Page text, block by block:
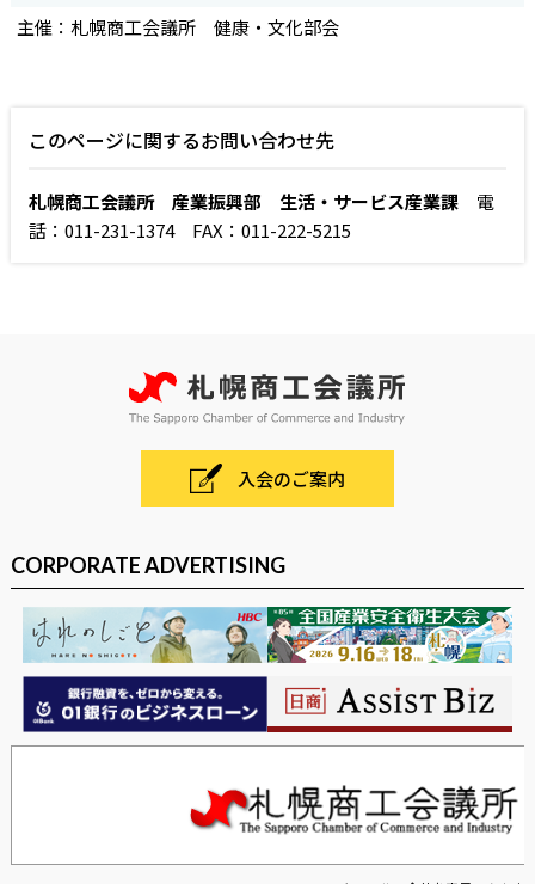
主催：札幌商工会議所 健康・文化部会
このページに関するお問い合わせ先
札幌商工会議所 産業振興部 生活・サービス産業課電
話：011-231-1374 FAX：011-222-5215
入会のご案内
CORPORATE ADVERTISING